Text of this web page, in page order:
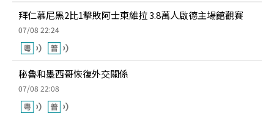
拜仁慕尼黑2比1擊敗阿士東維拉 3.8萬人啟德主場館觀賽
07/08 22:24
秘魯和墨西哥恢復外交關係
07/08 22:08